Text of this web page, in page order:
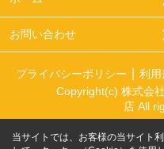
お問い合わせ
プライバシーポリシー 利用
Copyright(c) 株式会
店 All
当サイトでは、お客様の当サイト